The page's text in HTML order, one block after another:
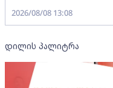
2026/08/08 13:08
დილის პალიტრა